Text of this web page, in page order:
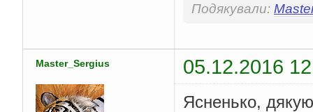
Подякували:
Master_Sergius 05.12.2016
Ясненько,